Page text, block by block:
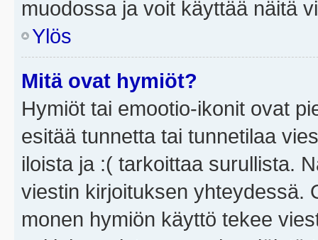
muodossa ja voit käyttää näitä
Ylös
Mitä ovat hymiöt?
Hymiöt tai emootio-ikonit ovat
esitää tunnetta tai tunnetilaa
iloista ja :( tarkoittaa surullista.
viestin kirjoituksen yhteydessä.
monen hymiön käyttö tekee